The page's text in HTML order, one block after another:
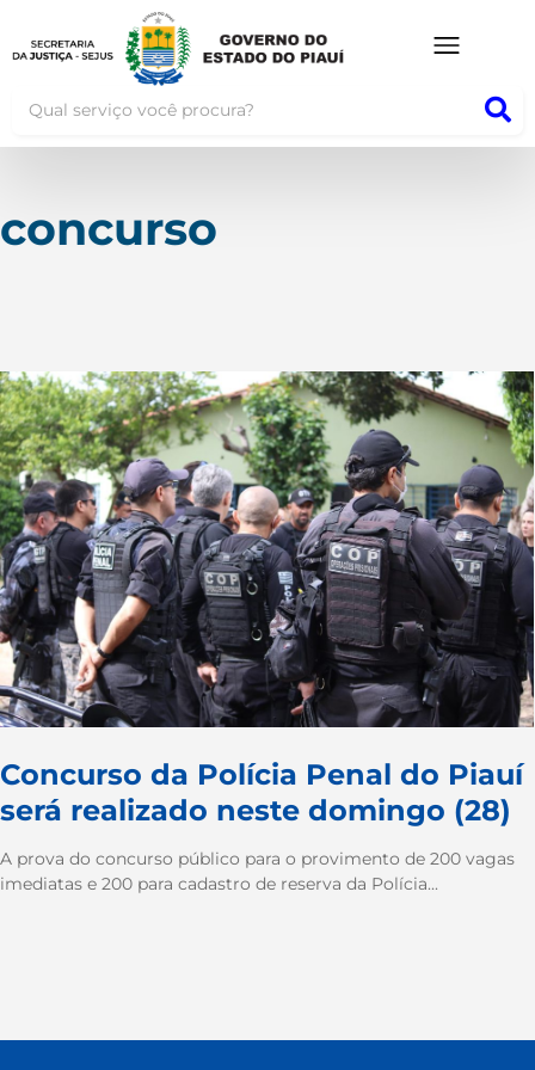
concurso
Concurso da Polícia Penal do Piauí
será realizado neste domingo (28)
A prova do concurso público para o provimento de 200 vagas
imediatas e 200 para cadastro de reserva da Polícia...